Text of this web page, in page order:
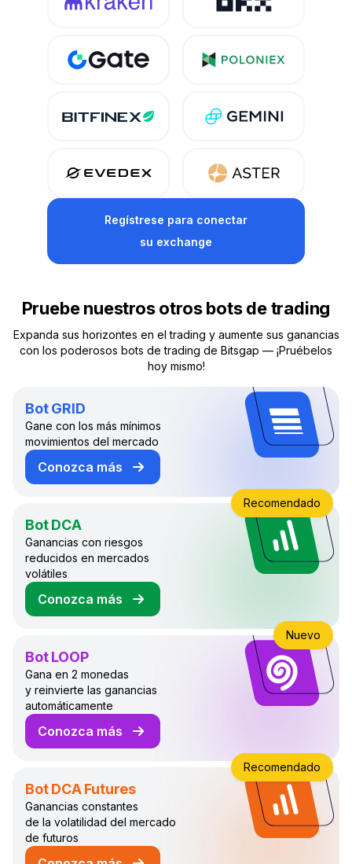
Regístrese para conectar
su exchange
Pruebe nuestros otros bots de trading
Expanda sus horizontes en el trading y aumente sus ganancias
con los poderosos bots de trading de Bitsgap — ¡Pruébelos
hoy mismo!
Bot GRID
Gane con los más mínimos
movimientos del mercado
Conozca más
sobre el bot de trading GRID
Bot DCA
Ganancias con riesgos
reducidos en mercados
volátiles
Conozca más
sobre el bot de trading DCA
Recomendado
Bot LOOP
Gana en 2 monedas
y reinvierte las ganancias
automáticamente
Conozca más
sobre el bot de trading LOOP
Nuevo
Bot DCA Futures
Ganancias constantes
de la volatilidad del mercado
de futuros
Recomendado